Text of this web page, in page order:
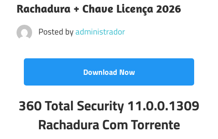
Rachadura + Chave Licença 2026
Posted byadministrador
Download Now
360 Total Security 11.0.0.1309
Rachadura Com Torrente